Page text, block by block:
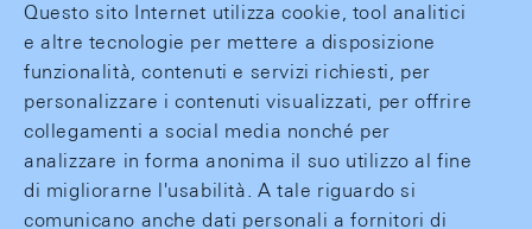
Questo sito Internet utilizza cookie, tool analitici
e altre tecnologie per mettere a disposizione
funzionalità, contenuti e servizi richiesti, per
personalizzare i contenuti visualizzati, per offrire
collegamenti a social media nonché per
analizzare in forma anonima il suo utilizzo al fine
di migliorarne l'usabilità. A tale riguardo si
comunicano anche dati personali a fornitori di